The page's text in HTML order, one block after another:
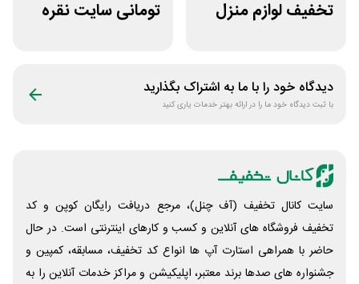
تخفیف لوازم منزل
تومانی سایت نقره
دیدگاه خود را با ما به اشتراک بگذارید
با ثبت دیدگاه خود ما را در ارائه بهتر خدمات یاری کنید
سایت کانال تخفیف (آف چنل)، مرجع دریافت رایگان کوپن و کد
تخفیف فروشگاه های آنلاین و کسب و‌ کارهای اینترنتی است. در حال
حاضر با همراهی استارت آپ ها انواع کد تخفیف، مسابقه، کمپین و
جشنواره های صدها برند معتبر، اپلیکیشن و مراکز خدمات آنلاین را به